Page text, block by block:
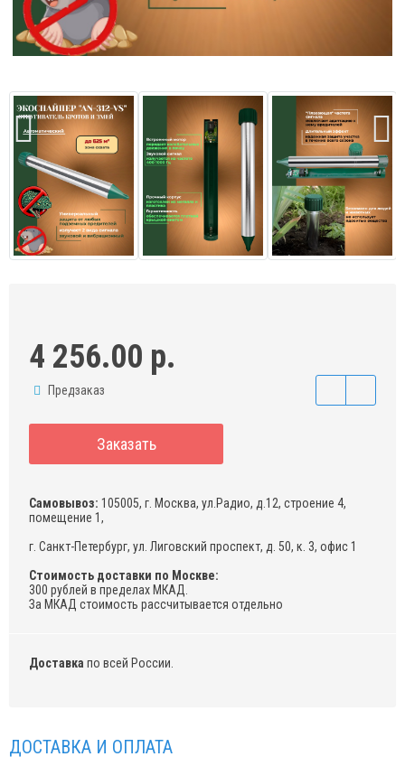
4 256.00 р.
Предзаказ
Заказать
Самовывоз: 105005, г. Москва, ул.Радио, д.12, строение 4,
помещение 1,
г. Санкт-Петербург, ул. Лиговский проспект, д. 50, к. 3, офис 1
Стоимость доставки по Москве:
300 рублей в пределах МКАД.
За МКАД стоимость рассчитывается отдельно
Доставка по всей России.
ДОСТАВКА И ОПЛАТА